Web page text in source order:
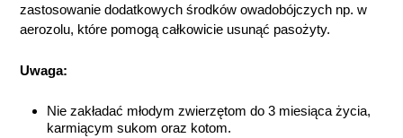
zastosowanie dodatkowych środków owadobójczych np. w
aerozolu, które pomogą całkowicie usunąć pasożyty.
Uwaga:
Nie zakładać młodym zwierzętom do 3 miesiąca życia,
karmiącym sukom oraz kotom.